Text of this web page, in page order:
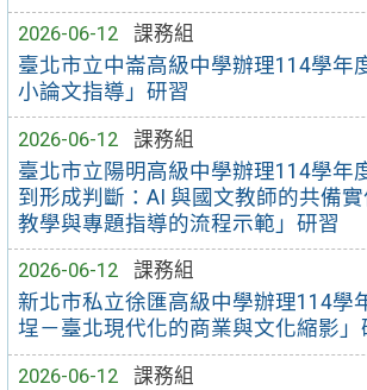
2026-06-12
課務組
臺北市立中崙高級中學辦理114學年
小論文指導」研習
2026-06-12
課務組
臺北市立陽明高級中學辦理114學年
到形成判斷：AI 與國文教師的共備
教學與專題指導的流程示範」研習
2026-06-12
課務組
新北市私立徐匯高級中學辦理114學
埕－臺北現代化的商業與文化縮影」
2026-06-12
課務組